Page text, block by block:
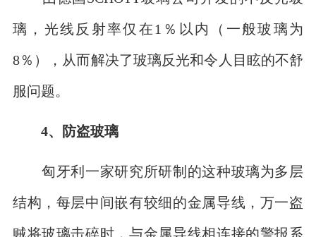
璃，光线反射率仅在1％以内（一般玻璃为
8％），从而解决了玻璃反光和令人目眩的不舒
服问题。
4、防盗玻璃
匈牙利一家研究所研制的这种玻璃为多层
结构，每层中间嵌有较细的金属导线，万一盗
贼将玻璃击碎时，与金属导线相连接的警报系